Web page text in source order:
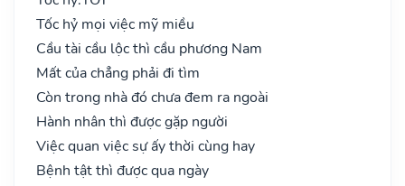
Tốc hỷ mọi việc mỹ miều
Cầu tài cầu lộc thì cầu phương Nam
Mất của chẳng phải đi tìm
Còn trong nhà đó chưa đem ra ngoài
Hành nhân thì được gặp người
Việc quan việc sự ấy thời cùng hay
Bệnh tật thì được qua ngày